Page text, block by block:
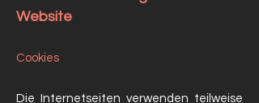
Website
Cookies
Die Internetseiten verwenden teilweise